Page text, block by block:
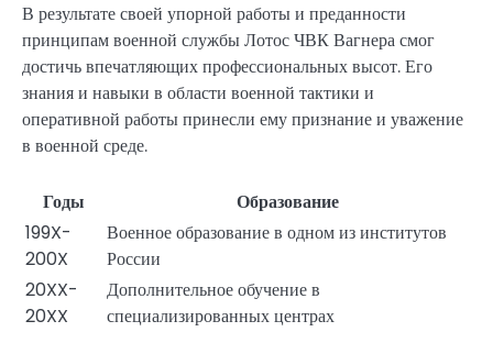
В результате своей упорной работы и преданности
принципам военной службы Лотос ЧВК Вагнера смог
достичь впечатляющих профессиональных высот. Его
знания и навыки в области военной тактики и
оперативной работы принесли ему признание и уважение
в военной среде.
Годы
Образование
199X-
200X
Военное образование в одном из институтов
России
20XX-
20XX
Дополнительное обучение в
специализированных центрах